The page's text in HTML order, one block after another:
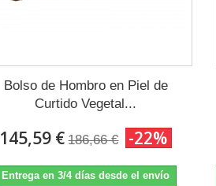
Bolso de Hombro en Piel de
Curtido Vegetal...
145,59 € 186,66 € -22%
Entrega en 3/4 días desde el envío